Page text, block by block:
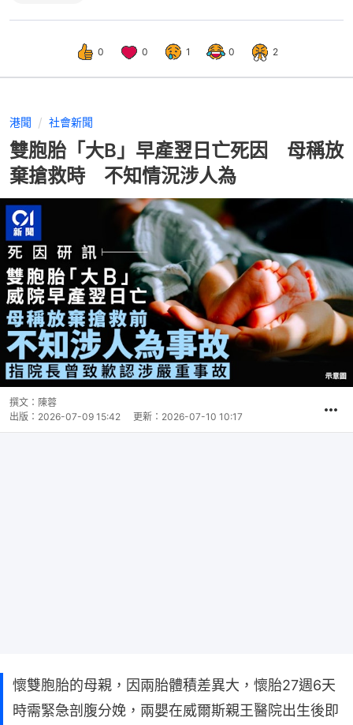
0 0 1 0 2
港聞 社會新聞
雙胞胎「大B」早產翌日亡死因 母稱放
棄搶救時 不知情況涉人為
撰文： 陳蓉
出版： 2026-07-09 15:42 更新： 2026-07-10 10:17
懷雙胞胎的母親，因兩胎體積差異大，懷胎27週6天
時需緊急剖腹分娩，兩嬰在威爾斯親王醫院出生後即